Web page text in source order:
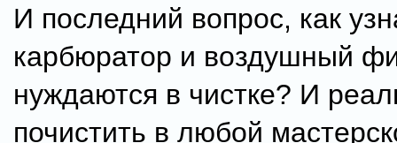
И последний вопрос, как
карбюратор и воздушный
нуждаются в чистке? И
почистить в любой